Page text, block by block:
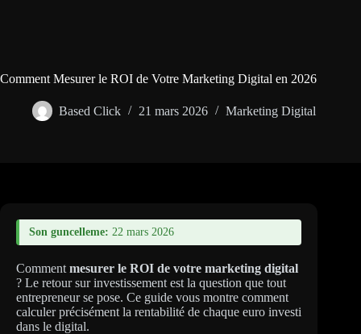
Comment Mesurer le ROI de Votre Marketing Digital en 2026
Based Click 21 mars 2026 Marketing Digital
Son guncelleme: 22 mars 2026
Comment mesurer le ROI de votre marketing digital
? Le retour sur investissement est la question que tout
entrepreneur se pose. Ce guide vous montre comment
calculer précisément la rentabilité de chaque euro investi
dans le digital.